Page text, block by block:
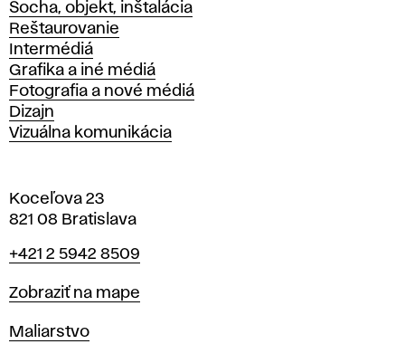
Socha, objekt, inštalácia
Reštaurovanie
Intermédiá
Grafika a iné médiá
Fotografia a nové médiá
Dizajn
Vizuálna komunikácia
Koceľova 23
821 08 Bratislava
Telefón
+421 2 5942 8509
Mapa
Zobraziť na mape
Katedry
Maliarstvo